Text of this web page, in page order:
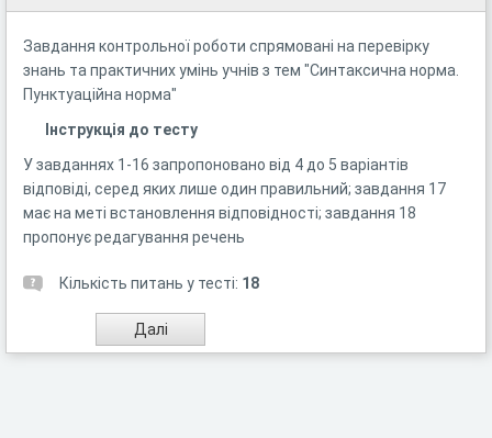
Завдання контрольної роботи спрямовані на перевірку
знань та практичних умінь учнів з тем "Синтаксична норма.
Пунктуаційна норма"
Інструкція до тесту
У завданнях 1-16 запропоновано від 4 до 5 варіантів
відповіді, серед яких лише один правильний; завдання 17
має на меті встановлення відповідності; завдання 18
пропонує редагування речень
Кількість питань у тесті: 18